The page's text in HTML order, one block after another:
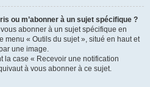
ou m’abonner à un sujet spécifique ?
abonner à un sujet spécifique en
menu « Outils du sujet », situé en haut et
une image.
la case « Recevoir une notification
à vous abonner à ce sujet.